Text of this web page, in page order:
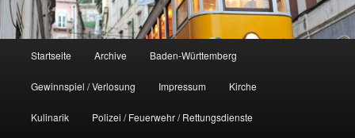
Startseite Archive Baden-Württemberg
Gewinnspiel / Verlosung Impressum Kirche
Kulinarik Polizei / Feuerwehr / Rettungsdienste